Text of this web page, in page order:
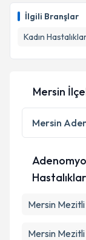
İlgili Branşlar
Kadın
için bir
E-posta
Metni
Mersin
Mersin
Hastalıklar
Mersin
Mersin